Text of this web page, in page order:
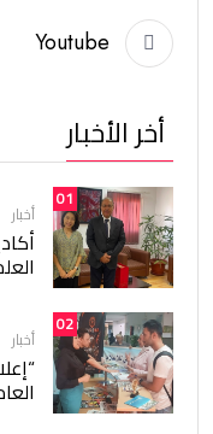
Youtube
أخر الأخبار
01
أخبار
02
أخبار